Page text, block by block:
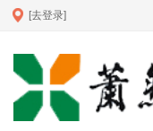
[去登录]